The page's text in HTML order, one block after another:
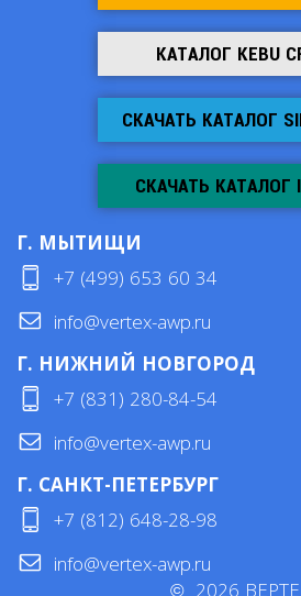
КАТАЛОГ KEBU
СКАЧАТЬ КАТАЛОГ
СКАЧАТЬ КАТАЛОГ
Г. МЫТИЩИ
+7 (499) 653 60 34
info@vertex-awp.ru
Г. НИЖНИЙ НОВГОРОД
+7 (831) 280-84-54
info@vertex-awp.ru
Г. САНКТ-ПЕТЕРБУРГ
+7 (812) 648-28-98
info@vertex-awp.ru
© 2026